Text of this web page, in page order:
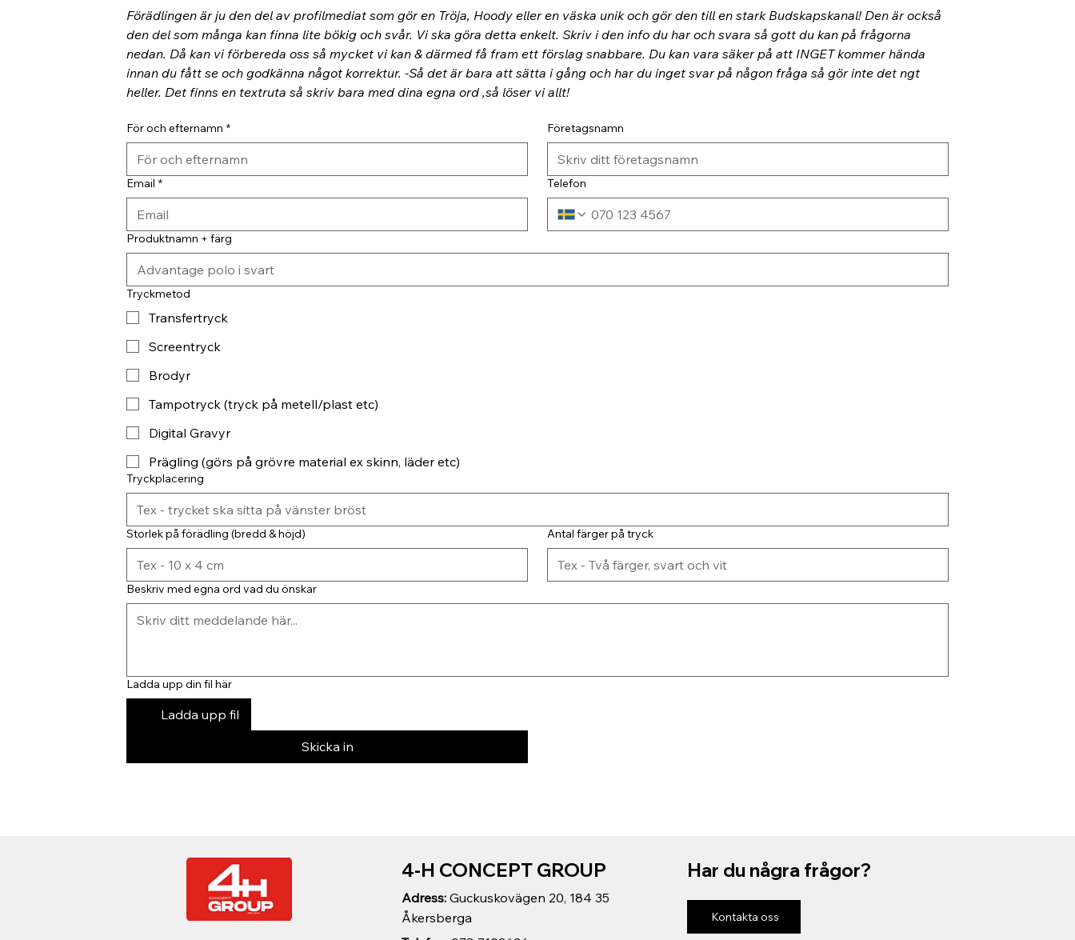
Förädlingen är ju den del av profilmediat som gör en Tröja, Hoody eller en väska unik och gör den till en stark Budskapskanal! Den är också
den del som många kan finna lite bökig och svår. Vi ska göra detta enkelt. Skriv i den info du har och svara så gott du kan på frågorna
nedan. Då kan vi förbereda oss så mycket vi kan & därmed få fram ett förslag snabbare. Du kan vara säker på att INGET kommer hända
innan du fått se och godkänna något korrektur. -Så det är bara att sätta i gång och har du inget svar på någon fråga så gör inte det ngt
heller. Det finns en textruta så skriv bara med dina egna ord ,så löser vi allt!
För och efternamn * Företagsnamn
Email * Telefon
Produktnamn + färg
Tryckmetod
Transfertryck
Screentryck
Brodyr
Tampotryck (tryck på metell/plast etc)
Digital Gravyr
Prägling (görs på grövre material ex skinn, läder etc)
Tryckplacering
Storlek på förädling (bredd & höjd) Antal färger på tryck
Beskriv med egna ord vad du önskar
Ladda upp din fil här
Ladda upp fil
Skicka in
Adress: Guckuskovägen 20, 184 35
Åkersberga
4-H CONCEPT GROUP Har du några frågor?
Kontakta oss